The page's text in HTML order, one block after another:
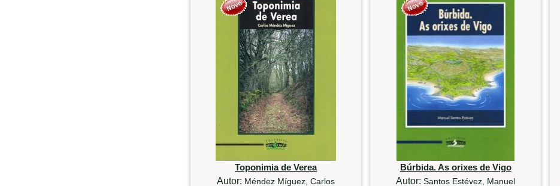
Toponimia de Verea
Autor: Méndez Míguez, Carlos
Búrbida. As orixes de Vigo
Autor:Santos Estévez, Manuel